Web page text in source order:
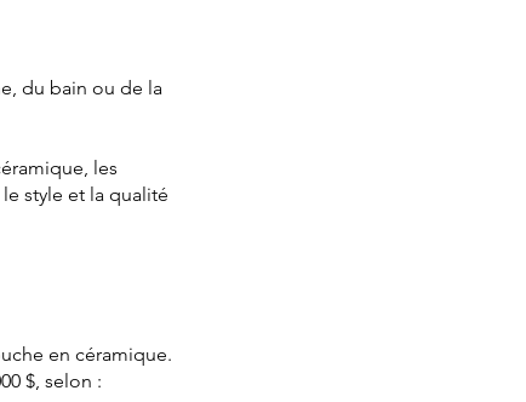
du bain ou de la
les
style et la qualité
en céramique.
$, selon :